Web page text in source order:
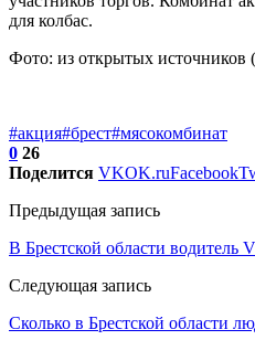
для колбас.
Фото: из открытых источников
#акция#брест#мясокомбинат
0 26
Поделится VKOK.ruFacebook
Предыдущая запись
В Брестской области водитель
Следующая запись
Сколько в Брестской области